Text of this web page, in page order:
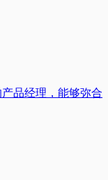
品经理，能够弥合